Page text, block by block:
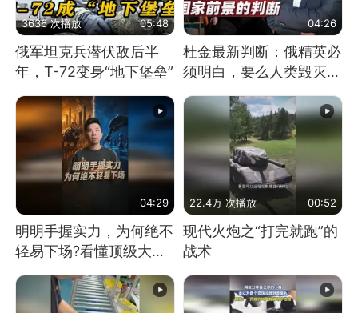
3636 次播放 05:48
俄军坦克兵潜伏敌后半
年，T-72变身“地下堡垒”
04:26
杜金最新判断：俄精英必
须明白，要么人类毁灭，
要么俄毁灭
04:29
明明手握实力，为何绝不
轻易下场?看懂顶级大国
22.4万 次播放 00:52
现代火炮之“打完就跑”的
战术